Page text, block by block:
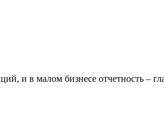
и в малом бизнесе отчетность –